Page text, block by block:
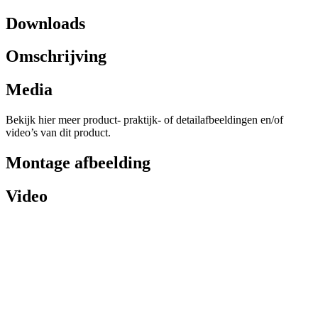
Downloads
Omschrijving
Media
Bekijk hier meer product- praktijk- of detailafbeeldingen en/of
video’s van dit product.
Montage afbeelding
Video